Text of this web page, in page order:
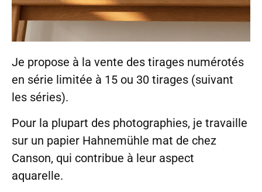
Je propose à la vente des tirages numérotés
en série limitée à 15 ou 30 tirages (suivant
les séries).
Pour la plupart des photographies, je travaille
sur un papier Hahnemühle mat de chez
Canson, qui contribue à leur aspect
aquarelle.